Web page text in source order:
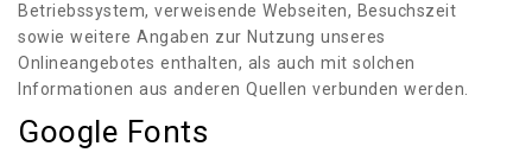
Betriebssystem, verweisende Webseiten, Besuchszeit
sowie weitere Angaben zur Nutzung unseres
Onlineangebotes enthalten, als auch mit solchen
Informationen aus anderen Quellen verbunden werden.
Google Fonts